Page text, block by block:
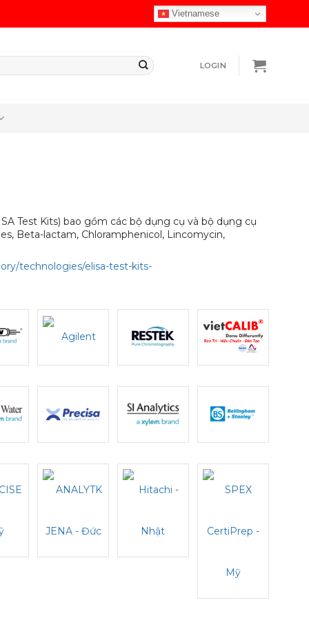
Vietnamese
LOGIN
Test Kits) bao gồm các bộ dụng cụ và bộ dụng cụ
Beta-lactam, Chloramphenicol, Lincomycin,
technologies/elisa-test-kits-